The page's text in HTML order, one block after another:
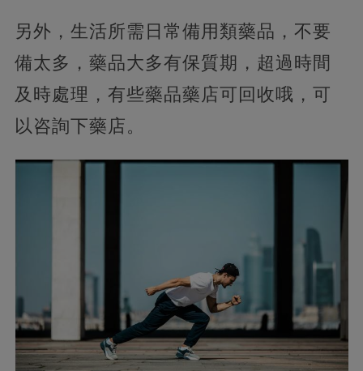
另外，生活所需日常備用類藥品，不要
備太多，藥品大多有保質期，超過時間
及時處理，有些藥品藥店可回收哦，可
以咨詢下藥店。